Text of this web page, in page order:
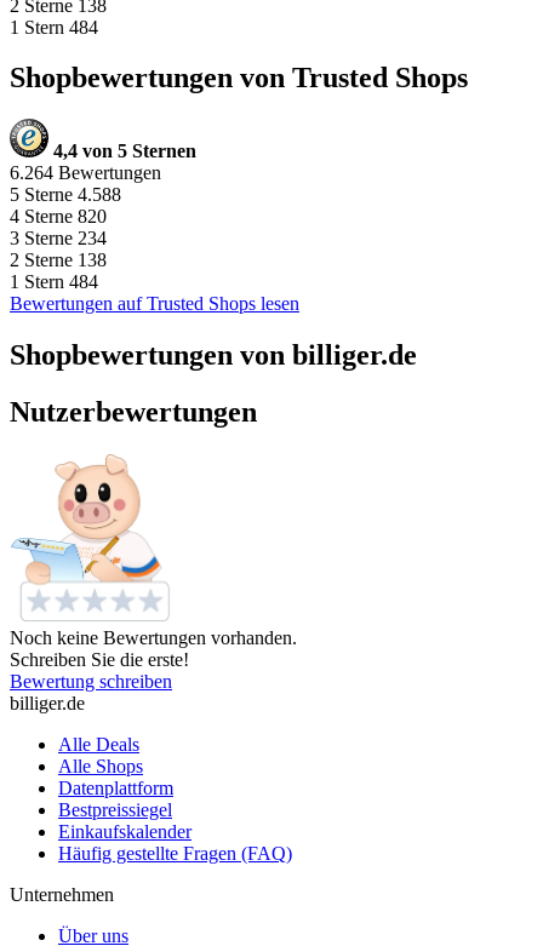
2 Sterne 138
1 Stern 484
Shopbewertungen von Trusted Shops
4,4 von 5 Sternen
6.264 Bewertungen
5 Sterne 4.588
4 Sterne 820
3 Sterne 234
2 Sterne 138
1 Stern 484
Bewertungen auf Trusted Shops lesen
Shopbewertungen von billiger.de
Nutzerbewertungen
Noch keine Bewertungen vorhanden.
Schreiben Sie die erste!
Bewertung schreiben
billiger.de
Alle Deals
Alle Shops
Datenplattform
Bestpreissiegel
Einkaufskalender
Häufig gestellte Fragen (FAQ)
Unternehmen
Über uns